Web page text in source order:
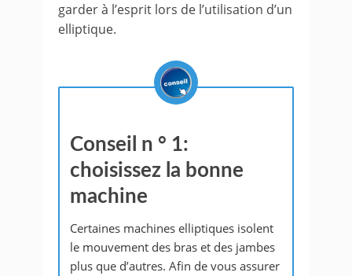
garder à l’esprit lors de l’utilisation d’un
elliptique.
Conseil n ° 1:
choisissez la bonne
machine
Certaines machines elliptiques isolent
le mouvement des bras et des jambes
plus que d’autres. Afin de vous assurer